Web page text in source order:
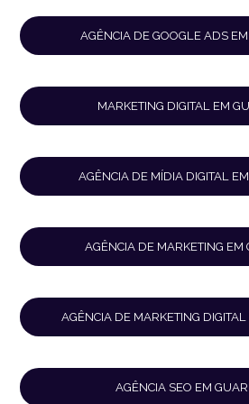
AGÊNCIA DE GOOGLE ADS
MARKETING DIGITAL EM
AGÊNCIA DE MÍDIA DIGITAL
AGÊNCIA DE MARKETING EM
AGÊNCIA DE MARKETING
AGÊNCIA SEO EM